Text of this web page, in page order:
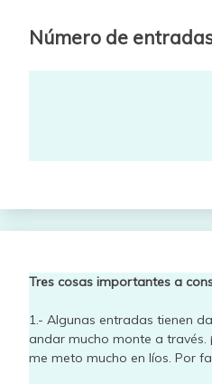
Número de
Tres cosas importantes a
1.- Algunas entradas tienen
andar mucho monte a través.
me meto mucho en líos. Por